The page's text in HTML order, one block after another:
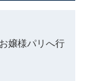
嬢様パリへ行